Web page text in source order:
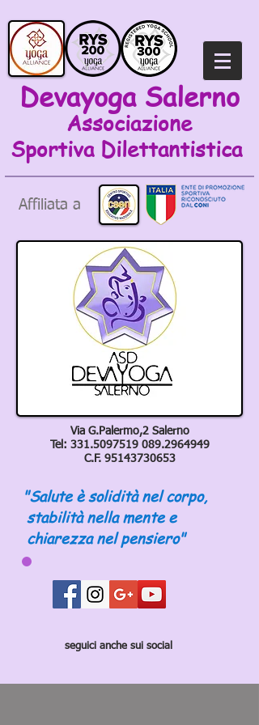
Devayoga Salerno
Associazione
Sportiva Dilettantistica
Affiliata a
Via G.Palermo,2 Salerno
Tel: 331.5097519 089.2964949
C.F. 95143730653
"Salute è solidità nel corpo,
stabilità nella mente e
chiarezza nel pensiero"
seguici anche sui social